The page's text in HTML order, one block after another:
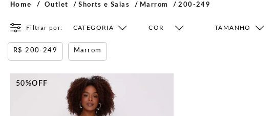
Home Outlet Shorts e Saias Marrom 200-249
Filtrar por: CATEGORIA COR TAMANHO
200-249 Marrom
50%OFF